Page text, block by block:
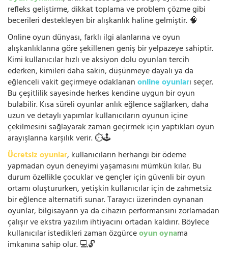
refleks geliştirme, dikkat toplama ve problem çözme gibi
becerileri destekleyen bir alışkanlık haline gelmiştir. 🧠
Online oyun dünyası, farklı ilgi alanlarına ve oyun
alışkanlıklarına göre şekillenen geniş bir yelpazeye sahiptir.
Kimi kullanıcılar hızlı ve aksiyon dolu oyunları tercih
ederken, kimileri daha sakin, düşünmeye dayalı ya da
eğlenceli vakit geçirmeye odaklananonline oyunları seçer.
Bu çeşitlilik sayesinde herkes kendine uygun bir oyun
bulabilir. Kısa süreli oyunlar anlık eğlence sağlarken, daha
uzun ve detaylı yapımlar kullanıcıların oyunun içine
çekilmesini sağlayarak zaman geçirmek için yaptıkları oyun
arayışlarına karşılık verir. ⏱️🕹️
Ücretsiz oyunlar, kullanıcıların herhangi bir ödeme
yapmadan oyun deneyimi yaşamasını mümkün kılar. Bu
durum özellikle çocuklar ve gençler için güvenli bir oyun
ortamı oluştururken, yetişkin kullanıcılar için de zahmetsiz
bir eğlence alternatifi sunar. Tarayıcı üzerinden oynanan
oyunlar, bilgisayarın ya da cihazın performansını zorlamadan
çalışır ve ekstra yazılım ihtiyacını ortadan kaldırır. Böylece
kullanıcılar istedikleri zaman özgürceoyun oynama
imkanına sahip olur. 💻🔓